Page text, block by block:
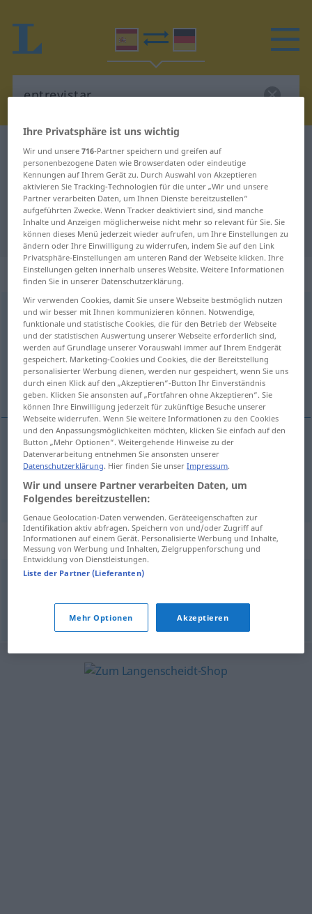
Spanisch-Deutsch Wörterbuch entrevistar
Spanisch-Deutsch Übersetzung für
"entrevistar"
"entrevistar" Deutsch Übersetzung
„entrevistar“: verbo transitivo
entrevistar [entreβisˈtar]v/t
Übersicht aller Übersetzungen
(Für mehr Details die Übersetzung anklicken/antippen)
interviewen, ausfragen
interviewen entrevistar
ausfragen entrevistar(≈ interrogar)
Synonyme für "entrevistar"
© OpenThesaurus-es
Ihre Privatsphäre ist uns wichtig
Wir und unsere716-Partner speichern und greifen auf
personenbezogene Daten wie Browserdaten oder eindeutige
Kennungen auf Ihrem Gerät zu. Durch Auswahl von Akzeptieren
aktivieren Sie Tracking-Technologien für die unter „Wir und unsere
Partner verarbeiten Daten, um Ihnen Dienste bereitzustellen“
aufgeführten Zwecke. Wenn Tracker deaktiviert sind, sind manche
Inhalte und Anzeigen möglicherweise nicht mehr so relevant für Sie. Sie
können dieses Menü jederzeit wieder aufrufen, um Ihre Einstellungen zu
ändern oder Ihre Einwilligung zu widerrufen, indem Sie auf den Link
Privatsphäre-Einstellungen am unteren Rand der Webseite klicken. Ihre
Einstellungen gelten innerhalb unseres Website. Weitere Informationen
finden Sie in unserer Datenschutzerklärung.
Wir verwenden Cookies, damit Sie unsere Webseite bestmöglich nutzen
und wir besser mit Ihnen kommunizieren können. Notwendige,
funktionale und statistische Cookies, die für den Betrieb der Webseite
und der statistischen Auswertung unserer Webseite erforderlich sind,
werden auf Grundlage unserer Vorauswahl immer auf Ihrem Endgerät
gespeichert. Marketing-Cookies und Cookies, die der Bereitstellung
personalisierter Werbung dienen, werden nur gespeichert, wenn Sie uns
durch einen Klick auf den „Akzeptieren“-Button Ihr Einverständnis
geben. Klicken Sie ansonsten auf „Fortfahren ohne Akzeptieren“. Sie
können Ihre Einwilligung jederzeit für zukünftige Besuche unserer
Webseite widerrufen. Wenn Sie weitere Informationen zu den Cookies
und den Anpassungsmöglichkeiten möchten, klicken Sie einfach auf den
Button „Mehr Optionen“. Weitergehende Hinweise zu der
Datenverarbeitung entnehmen Sie ansonsten unserer
Datenschutzerklärung. Hier finden Sie unserImpressum.
Wir und unsere Partner verarbeiten Daten, um
Folgendes bereitzustellen:
Genaue Geolocation-Daten verwenden. Geräteeigenschaften zur
Identifikation aktiv abfragen. Speichern von und/oder Zugriff auf
Informationen auf einem Gerät. Personalisierte Werbung und Inhalte,
Messung von Werbung und Inhalten, Zielgruppenforschung und
Entwicklung von Dienstleistungen.
Liste der Partner (Lieferanten)
Mehr Optionen Akzeptieren